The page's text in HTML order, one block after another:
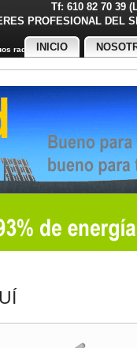
Tf: 610 82 70 39
PROFESIONAL
radiactivos
INICIO